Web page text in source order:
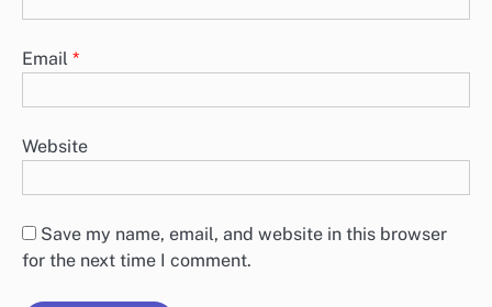
Email *
Website
Save my name, email, and website in this browser
for the next time I comment.